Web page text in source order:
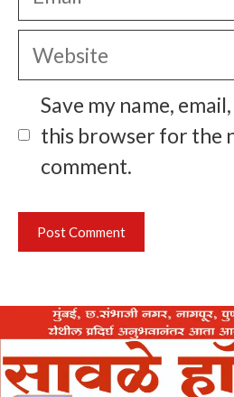
Website
Save my name,
this browser for the
comment.